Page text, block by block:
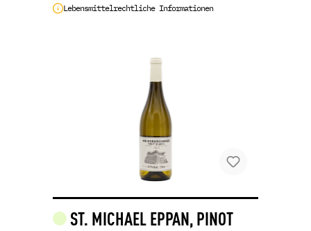
Lebensmittelrechtliche Informationen
ST. MICHAEL EPPAN, PINOT